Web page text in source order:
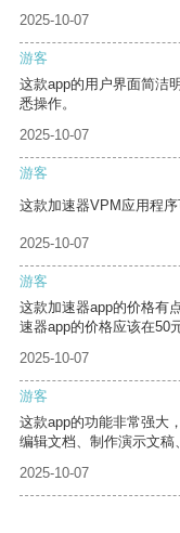
2025-10-07
游客
这款app的用户界面简洁
悉操作。
2025-10-07
游客
这款加速器VPM应用程
2025-10-07
游客
这款加速器app的价格有
速器app的价格应该在50
2025-10-07
游客
这款app的功能非常强大
编辑文档、制作演示文稿
2025-10-07